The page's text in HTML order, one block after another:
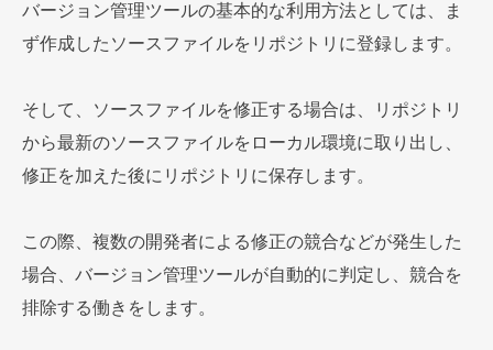
バージョン管理ツールの基本的な利用方法としては、ま
ず作成したソースファイルをリポジトリに登録します。
そして、ソースファイルを修正する場合は、リポジトリ
から最新のソースファイルをローカル環境に取り出し、
修正を加えた後にリポジトリに保存します。
この際、複数の開発者による修正の競合などが発生した
場合、バージョン管理ツールが自動的に判定し、競合を
排除する働きをします。